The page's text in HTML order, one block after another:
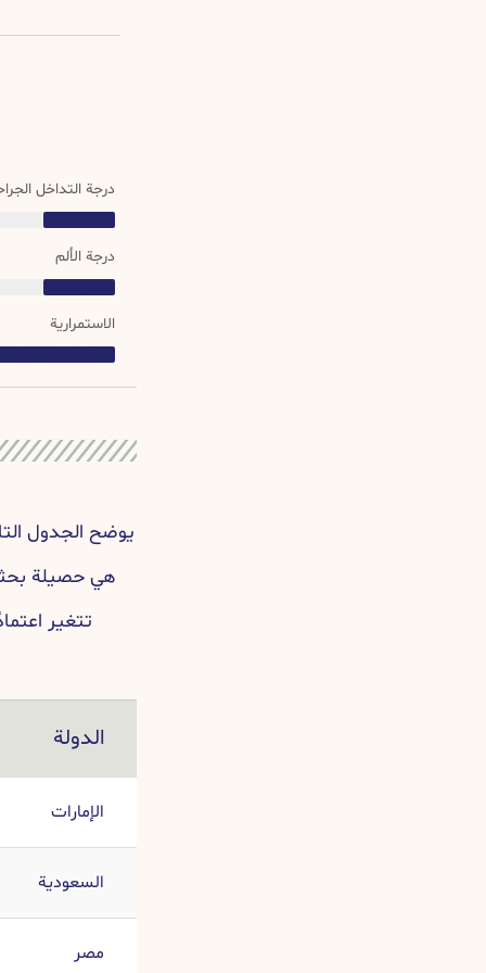
درجة التداخل
درجة التداخل الجراحي
درجة الألم
درجة التداخل الجراحي
الاستمرارية
الاستمرارية
يوضح الجدول
هي حصيلة
تتغير
الدولة
الإمارات
السعودية
مصر